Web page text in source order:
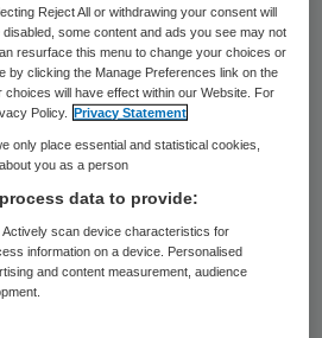
maatregel gaat op
in en geldt voor
jaar en ouder.
de verplichting op vijf
de Wallen en de
is het verplicht
mondkapjes te dragen op
de Coolsingel en de
Reject All or withdrawing your consent will
some content and ads you see may not
resurface this menu to change your choices or
by clicking the Manage Preferences link on the
choices will have effect within our Website. For
Policy.
Privacy Statement
only place essential and statistical cookies,
you as a person
data to provide:
scan device characteristics for
information on a device. Personalised
and content measurement, audience